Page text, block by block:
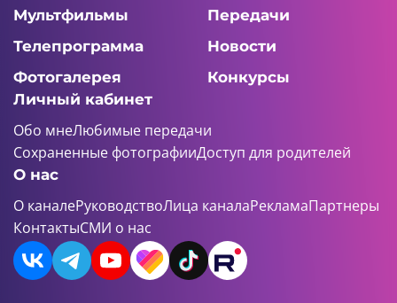
Мультфильмы
Передачи
Телепрограмма
Новости
Фотогалерея
Конкурсы
Личный кабинет
Обо мнеЛюбимые передачи
Сохраненные фотографииДоступ для родителей
О нас
О каналеРуководствоЛица каналаРекламаПартнеры
КонтактыСМИ о нас